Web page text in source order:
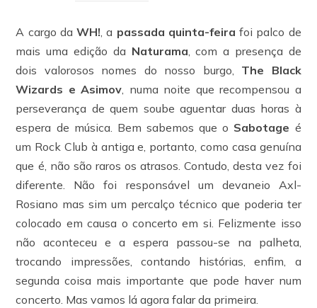
A cargo daWH!, a passada quinta-feira foi palco de
mais uma edição da Naturama, com a presença de
dois valorosos nomes do nosso burgo, The Black
Wizards e Asimov, numa noite que recompensou a
perseverança de quem soube aguentar duas horas à
espera de música. Bem sabemos que o Sabotage é
um Rock Club à antiga e, portanto, como casa genuína
que é, não são raros os atrasos. Contudo, desta vez foi
diferente. Não foi responsável um devaneio Axl-
Rosiano mas sim um percalço técnico que poderia ter
colocado em causa o concerto em si. Felizmente isso
não aconteceu e a espera passou-se na palheta,
trocando impressões, contando histórias, enfim, a
segunda coisa mais importante que pode haver num
concerto. Mas vamos lá agora falar da primeira.